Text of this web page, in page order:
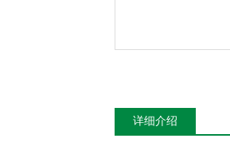
详细介绍